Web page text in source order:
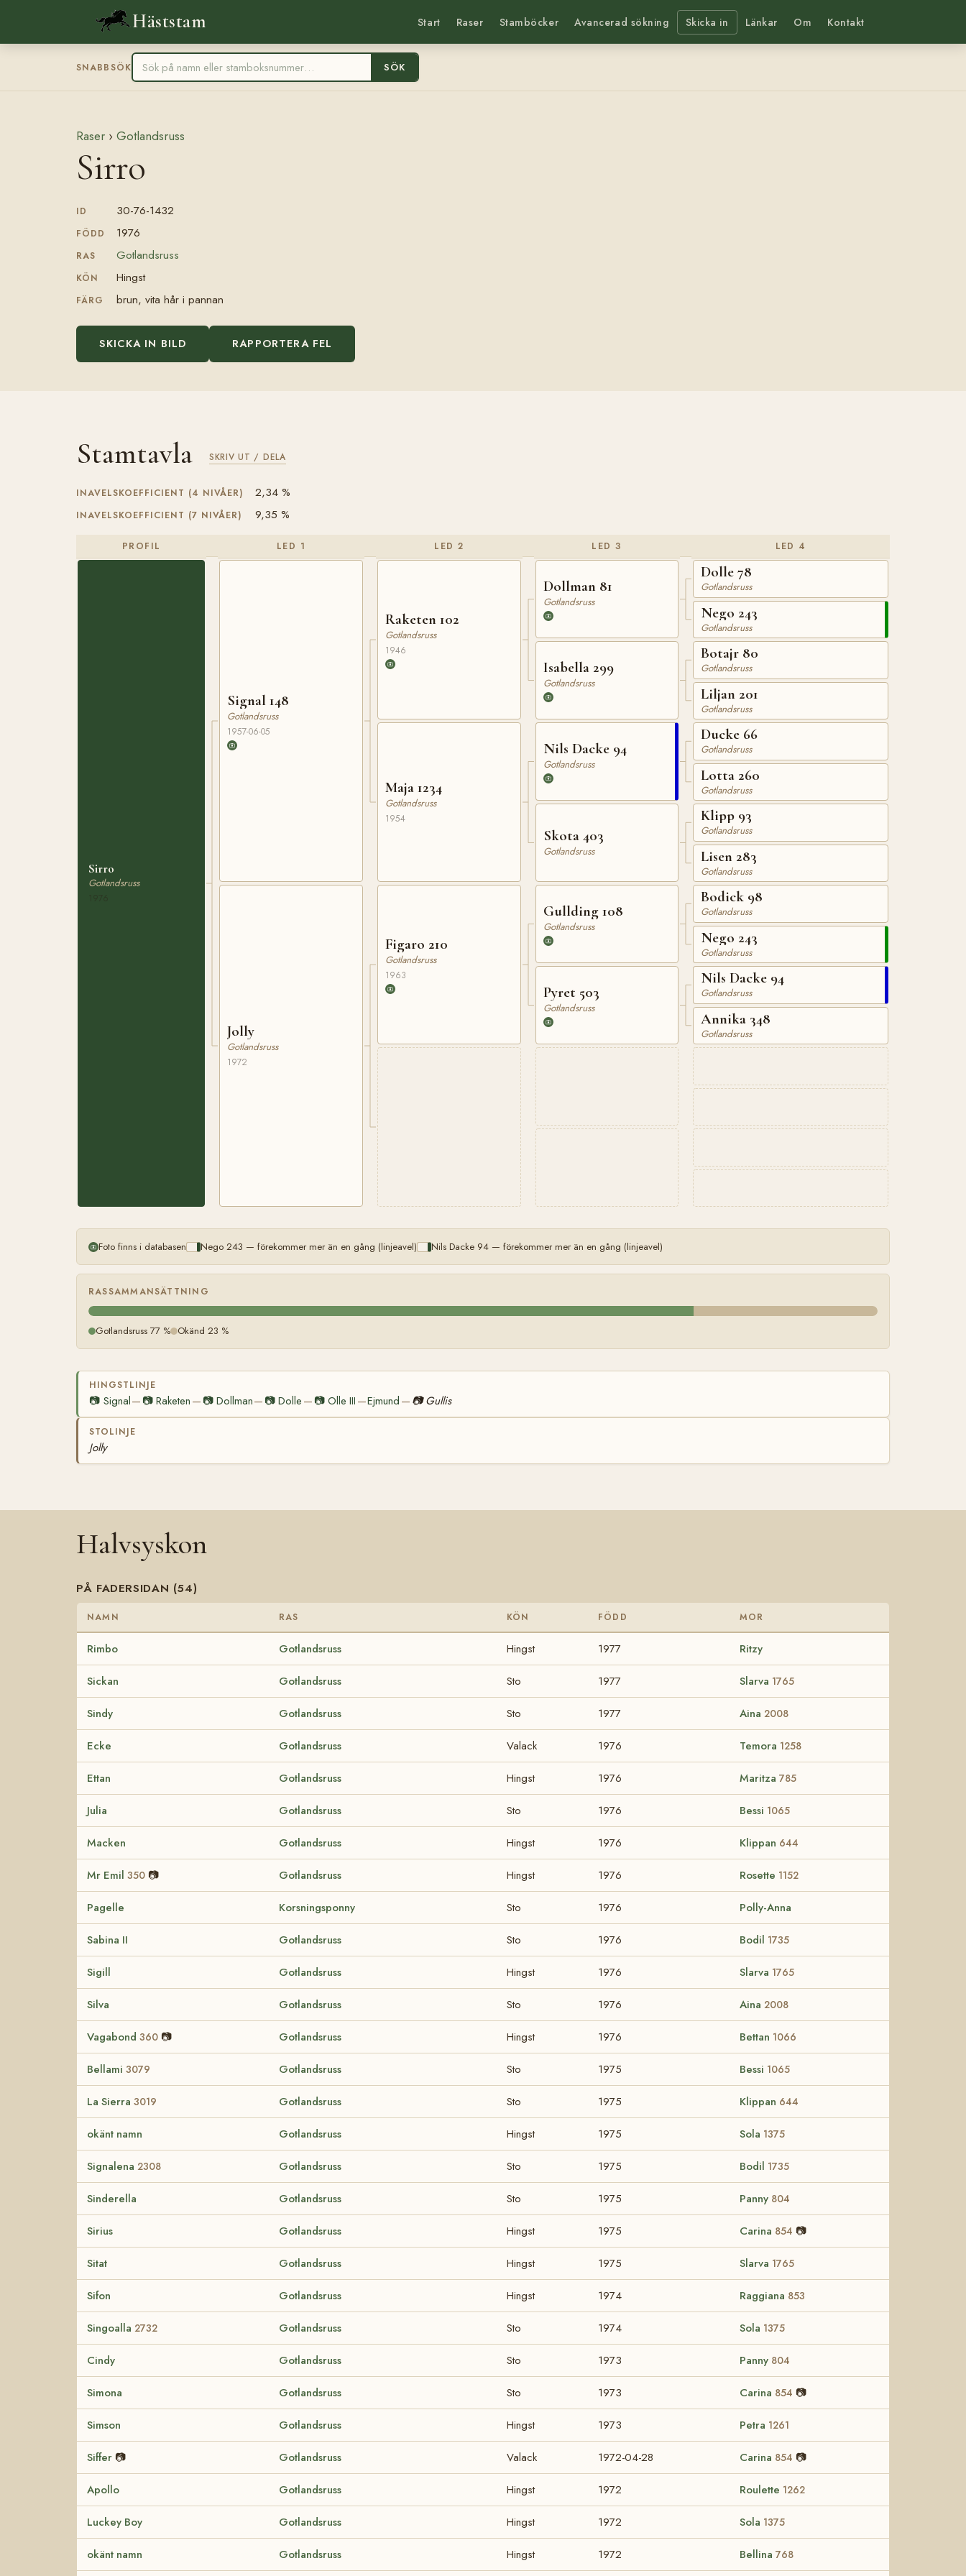
Häststam Start Raser Stamböcker Avancerad sökning Skicka in Länkar Om Kontakt
SNABBSÖK SÖK
Raser › Gotlandsruss
Sirro
ID 30-76-1432
FÖDD 1976
RAS Gotlandsruss
KÖN Hingst
FÄRG brun, vita hår i pannan
SKICKA IN BILD RAPPORTERA FEL
Stamtavla SKRIV UT / DELA
INAVELSKOEFFICIENT (4 NIVÅER) 2,34 %
INAVELSKOEFFICIENT (7 NIVÅER) 9,35 %
PROFIL
Sirro
Gotlandsruss
LED 1
Signal 148
Gotlandsruss
1957-06-05
Jolly
Gotlandsruss
1972
LED 2
Raketen 102
Gotlandsruss
1946
Maja 1234
Gotlandsruss
1954
Figaro 210
Gotlandsruss
1963
LED 3
Dollman 81
Gotlandsruss
Isabella 299
Gotlandsruss
Nils Dacke 94
Gotlandsruss
Skota 403
Gotlandsruss
Gullding 108
Gotlandsruss
Pyret 503
Gotlandsruss
LED 4
Dolle 78
Gotlandsruss
Nego 243
Gotlandsruss
Botajr 80
Gotlandsruss
Liljan 201
Gotlandsruss
Ducke 66
Gotlandsruss
Lotta 260
Gotlandsruss
Klipp 93
Gotlandsruss
Lisen 283
Gotlandsruss
Bodick 98
Gotlandsruss
Nego 243
Gotlandsruss
Nils Dacke 94
Gotlandsruss
Annika 348
Gotlandsruss
Foto finns i databasen Nego 243 — förekommer mer än en gång (linjeavel) Nils Dacke 94 — förekommer mer än en gång (linjeavel)
RASSAMMANSÄTTNING
Gotlandsruss 77 % Okänd 23 %
HINGSTLINJE
📷 Signal— 📷Raketen — 📷 Dollman— 📷 Dolle — 📷Olle III —Ejmund — 📷 Gullis
STOLINJE
Jolly
Halvsyskon
PÅ FADERSIDAN (54)
NAMN RAS KÖN FÖDD MOR
Rimbo Gotlandsruss Hingst 1977 Ritzy
Sickan Gotlandsruss Sto 1977 Slarva 1765
Sindy Gotlandsruss Sto 1977 Aina 2008
Ecke Gotlandsruss Valack 1976 Temora 1258
Ettan Gotlandsruss Hingst 1976 Maritza 785
Julia Gotlandsruss Sto 1976 Bessi 1065
Macken Gotlandsruss Hingst 1976 Klippan 644
Mr Emil 350 📷 Gotlandsruss Hingst 1976 Rosette 1152
Pagelle Korsningsponny Sto 1976 Polly-Anna
Sabina II Gotlandsruss Sto 1976 Bodil 1735
Sigill Gotlandsruss Hingst 1976 Slarva 1765
Silva Gotlandsruss Sto 1976 Aina 2008
Vagabond 360 📷 Gotlandsruss Hingst 1976 Bettan 1066
Bellami 3079 Gotlandsruss Sto 1975 Bessi 1065
La Sierra 3019 Gotlandsruss Sto 1975 Klippan 644
okänt namn Gotlandsruss Hingst 1975 Sola 1375
Signalena 2308 Gotlandsruss Sto 1975 Bodil 1735
Sinderella Gotlandsruss Sto 1975 Panny 804
Sirius Gotlandsruss Hingst 1975 Carina 854 📷
Sitat Gotlandsruss Hingst 1975 Slarva 1765
Sifon Gotlandsruss Hingst 1974 Raggiana 853
Singoalla 2732 Gotlandsruss Sto 1974 Sola 1375
Cindy Gotlandsruss Sto 1973 Panny 804
Simona Gotlandsruss Sto 1973 Carina 854 📷
Simson Gotlandsruss Hingst 1973 Petra 1261
Siffer 📷 Gotlandsruss Valack 1972-04-28 Carina 854 📷
Apollo Gotlandsruss Hingst 1972 Roulette 1262
Luckey Boy Gotlandsruss Hingst 1972 Sola 1375
okänt namn Gotlandsruss Hingst 1972 Bellina 768